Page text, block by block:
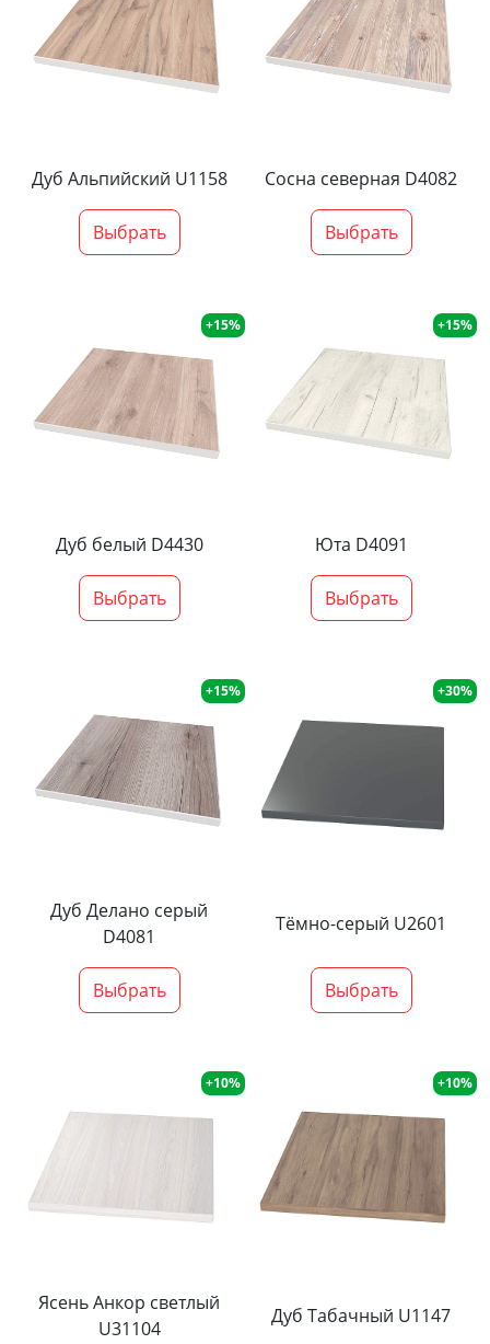
Дуб Альпийский U1158
Выбрать
Сосна северная D4082
Выбрать
+15%
Дуб белый D4430
Выбрать
+15%
Юта D4091
Выбрать
+15%
Дуб Делано серый
D4081
Выбрать
+30%
Тёмно-серый U2601
Выбрать
+10%
Ясень Анкор светлый
U31104
+10%
Дуб Табачный U1147